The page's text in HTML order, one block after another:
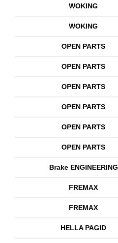
WOKING
WOKING
OPEN PARTS
OPEN PARTS
OPEN PARTS
OPEN PARTS
OPEN PARTS
OPEN PARTS
Brake ENGINEERING
FREMAX
FREMAX
HELLA PAGID